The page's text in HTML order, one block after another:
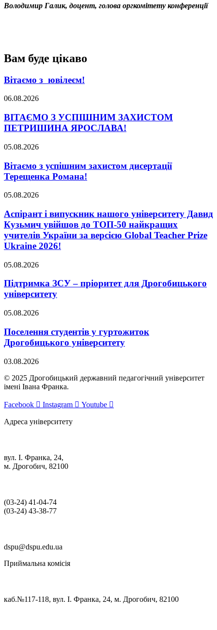
Володимир Галик, доцент, голова оргкомітету конференції
Вам буде цікаво
Вітаємо з ювілеєм!
06.08.2026
ВІТАЄМО З УСПІШНИМ ЗАХИСТОМ
ПЕТРИШИНА ЯРОСЛАВА!
05.08.2026
Вітаємо з успішним захистом дисертації
Терещенка Романа!
05.08.2026
Аспірант і випускник нашого університету Давид
Кузьмич увійшов до ТОП-50 найкращих
учителів України за версією Global Teacher Prize
Ukraine 2026!
05.08.2026
Підтримка ЗСУ – пріоритет для Дрогобицького
університету
05.08.2026
Поселення студентів у гуртожиток
Дрогобицького університету
03.08.2026
© 2025 Дрогобицький державний педагогічний університет
імені Івана Франка.
Facebook Instagram Youtube
Адреса університету
вул. І. Франка, 24,
м. Дрогобич, 82100
(03‑24) 41‑04‑74
(03‑24) 43‑38‑77
dspu@dspu.edu.ua
Приймальна комісія
каб.№117-118, вул. І. Франка, 24, м. Дрогобич, 82100